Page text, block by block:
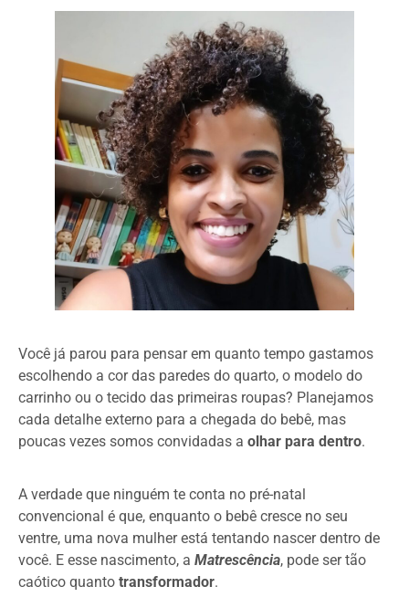
Você já parou para pensar em quanto tempo gastamos
escolhendo a cor das paredes do quarto, o modelo do
carrinho ou o tecido das primeiras roupas? Planejamos
cada detalhe externo para a chegada do bebê, mas
poucas vezes somos convidadas a olhar para dentro.
A verdade que ninguém te conta no pré-natal
convencional é que, enquanto o bebê cresce no seu
ventre, uma nova mulher está tentando nascer dentro de
você. E esse nascimento, a Matrescência, pode ser tão
caótico quanto transformador.